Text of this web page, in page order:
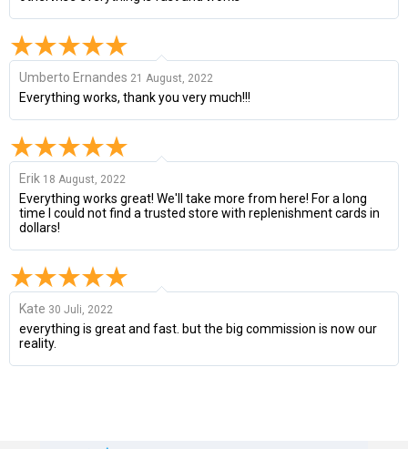
Umberto Ernandes 21 August, 2022
Everything works, thank you very much!!!
Erik 18 August, 2022
Everything works great! We'll take more from here! For a long
time I could not find a trusted store with replenishment cards in
dollars!
Kate 30 Juli, 2022
everything is great and fast. but the big commission is now our
reality.